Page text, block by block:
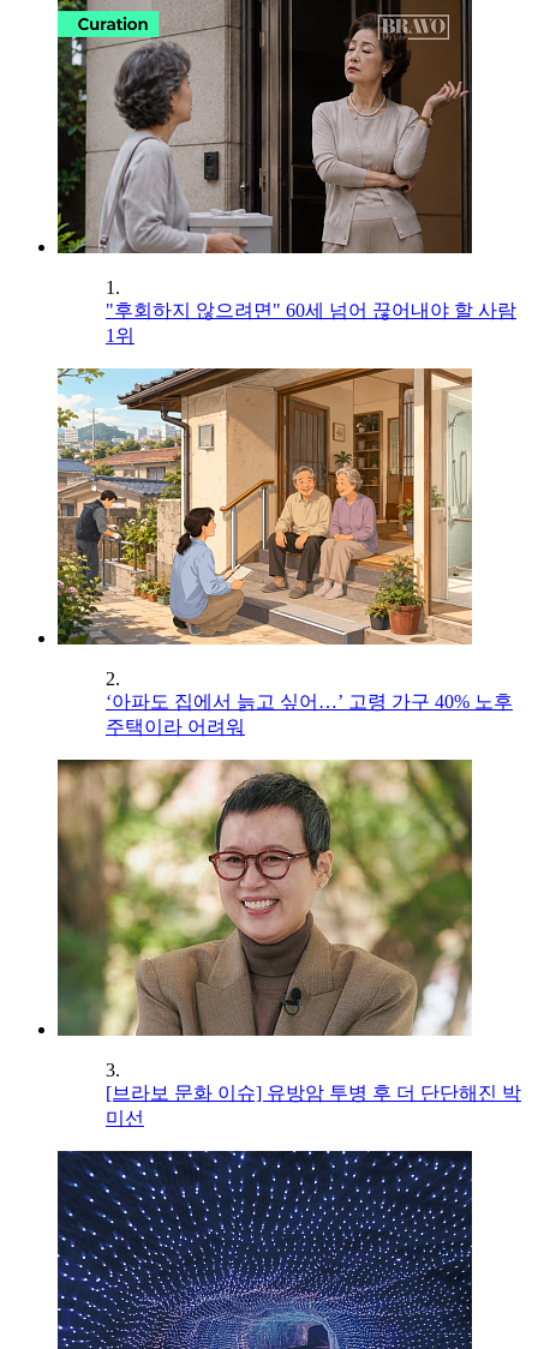
1.
"후회하지 않으려면" 60세 넘어 끊어내야 할 사람
1위
2.
‘아파도 집에서 늙고 싶어…’ 고령 가구 40% 노후
주택이라 어려워
3.
[브라보 문화 이슈] 유방암 투병 후 더 단단해진 박
미선